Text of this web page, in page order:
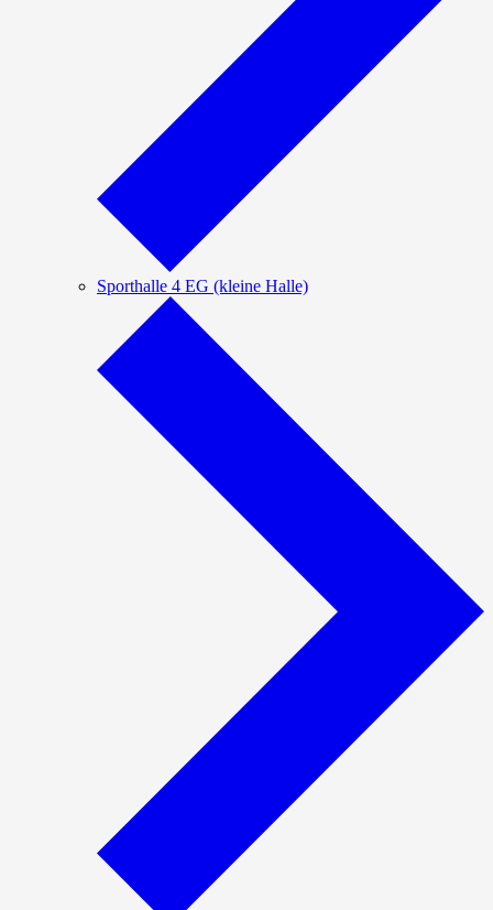
Sporthalle 4 EG (kleine Halle)